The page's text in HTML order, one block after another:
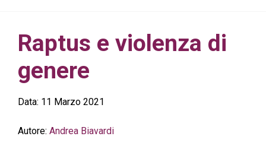
Raptus e violenza di
genere
Data: 11 Marzo 2021
Autore: Andrea Biavardi